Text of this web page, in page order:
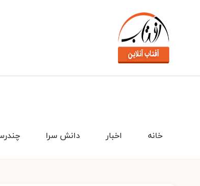
دانش سرا اخبار خانه